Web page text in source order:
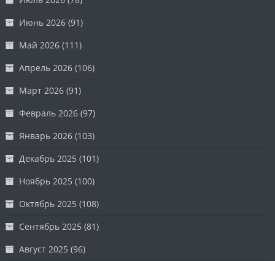
Июнь 2026 (91)
Май 2026 (111)
Апрель 2026 (106)
Март 2026 (91)
Февраль 2026 (97)
Январь 2026 (103)
Декабрь 2025 (101)
Ноябрь 2025 (100)
Октябрь 2025 (108)
Сентябрь 2025 (81)
Август 2025 (96)